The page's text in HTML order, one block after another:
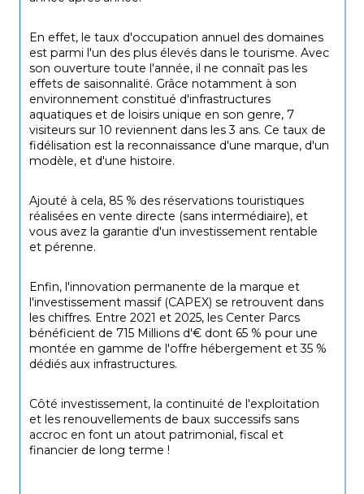
En effet, le taux d'occupation annuel des domaines
est parmi l'un des plus élevés dans le tourisme. Avec
son ouverture toute l'année, il ne connaît pas les
effets de saisonnalité. Grâce notamment à son
environnement constitué d'infrastructures
aquatiques et de loisirs unique en son genre, 7
visiteurs sur 10 reviennent dans les 3 ans. Ce taux de
fidélisation est la reconnaissance d'une marque, d'un
modèle, et d'une histoire.
Ajouté à cela, 85 % des réservations touristiques
réalisées en vente directe (sans intermédiaire), et
vous avez la garantie d'un investissement rentable
et pérenne.
Enfin, l'innovation permanente de la marque et
l'investissement massif (CAPEX) se retrouvent dans
les chiffres. Entre 2021 et 2025, les Center Parcs
bénéficient de 715 Millions d'€ dont 65 % pour une
montée en gamme de l'offre hébergement et 35 %
dédiés aux infrastructures.
Côté investissement, la continuité de l'exploitation
et les renouvellements de baux successifs sans
accroc en font un atout patrimonial, fiscal et
financier de long terme !